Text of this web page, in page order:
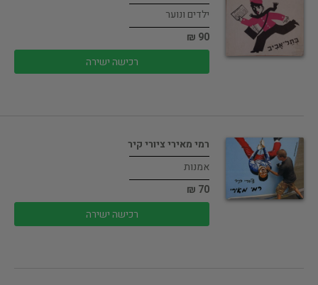
ילדים ונוער
90 ₪
רכישה ישירה
רמי מאירי ציורי קיר
אמנות
70 ₪
רכישה ישירה